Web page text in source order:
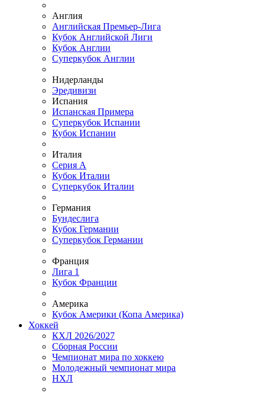
Англия
Английская Премьер-Лига
Кубок Английской Лиги
Кубок Англии
Суперкубок Англии
Нидерланды
Эредивизи
Испания
Испанская Примера
Суперкубок Испании
Кубок Испании
Италия
Серия А
Кубок Италии
Суперкубок Италии
Германия
Бундеслига
Кубок Германии
Суперкубок Германии
Франция
Лига 1
Кубок Франции
Америка
Кубок Америки (Копа Америка)
Хоккей
КХЛ 2026/2027
Сборная России
Чемпионат мира по хоккею
Молодежный чемпионат мира
НХЛ